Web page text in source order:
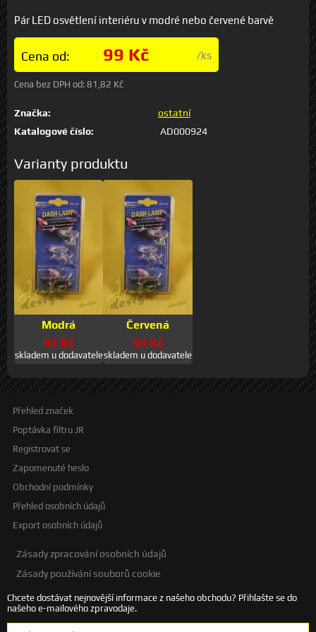
Pár LED osvětlení interiéru v modré nebo červené barvě
Cena od: 99 Kč /ks
Cena bez DPH od: 81,82 Kč
Značka:
ostatní
Katalogové číslo:
AD000924
Varianty produktu
Modrá
99 Kč
skladem u dodavatele
Červená
99 Kč
skladem u dodavatele
Přehled značek
Poptávka filtru JR
Registrovat se
Zapomenuté heslo
Obchodní podmínky
Přehled osobních údajů
Export osobních údajů
Zásady zpracování osobních údajů
Zásady používání souborů cookie
Chcete dostávat nejnovější informace z našeho obchodu? Přihlašte se do
našeho e-mailového zpravodaje.